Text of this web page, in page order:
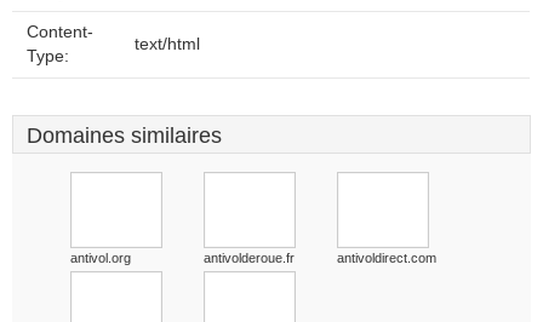
Content-
Type:
text/html
Domaines similaires
antivol.org antivolderoue.fr antivoldirect.com